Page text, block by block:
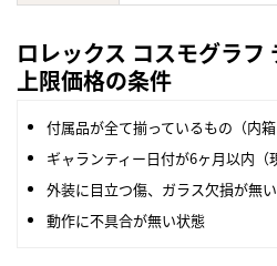
ロレックス コスモグラ
上限価格の条件
付属品が全て揃っているもの（内
ギャランティー日付が6ヶ月以内（
外装に目立つ傷、ガラス欠損が無
動作に不具合が無い状態